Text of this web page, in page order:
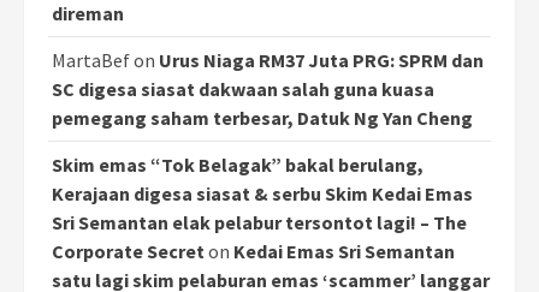
direman
MartaBefon Urus Niaga RM37 Juta PRG: SPRM dan
SC digesa siasat dakwaan salah guna kuasa
pemegang saham terbesar, Datuk Ng Yan Cheng
Skim emas “Tok Belagak” bakal berulang,
Kerajaan digesa siasat & serbu Skim Kedai Emas
Sri Semantan elak pelabur tersontot lagi! – The
Corporate Secreton Kedai Emas Sri Semantan
satu lagi skim pelaburan emas ‘scammer’ langgar